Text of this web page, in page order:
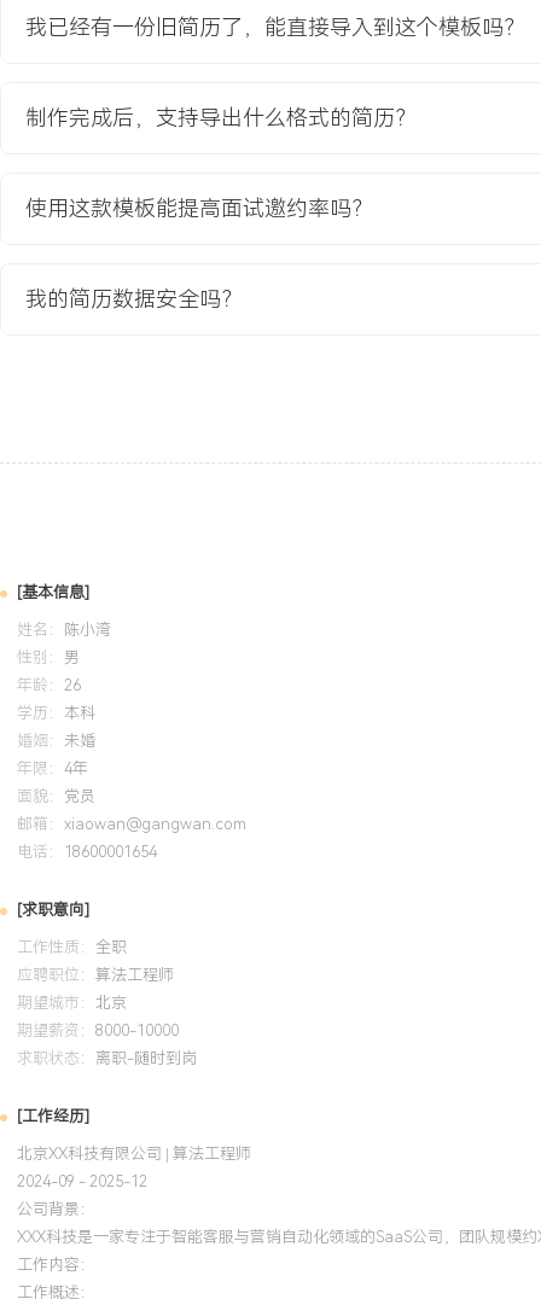
XXX毫秒降至XXX毫秒；设计缓存策略预热高频问答对，缓存命中率
3.模型迭代：建立离线评估与在线A/B测试流程，基于用户反馈数据
4.工程落地：协调工程团队完成模型服务接口开发与部署，设计流量
现模型热更新功能，支持业务无感知迭代。
1.上线后，智能客服问题直接解决率从XXX%提升至XXX%，转人工
XXX。
分析系统，负责数据预处理、模型训练与评估模块，在测试集上取得
自我评价
专业背景：拥有X年人工智能算法研发与落地经验，深度参与智能客
产品从0到1的构建与迭代，熟悉完整的技术闭环从业务理解、算法
能力：擅长自然语言处理与机器学习，主导多个模型优化项目，推
准确率、解决率提升XXX%以上，具备将学术成果转化为商业价值的
重算法可用性与系统效率，精通模型服务化、性能优化与高可用架
心模型响应延迟降低XXX%，支撑亿级用户请求。业务影响：始终以
升与客户成本节约。个人特质：具备较强的跨团队协作与项目推动
验并指导同事，能够适应快速发展业务下的高强度工作节奏与挑战。
培训经历
系统学习大规模AI系统架构设计，将知识应用于智能客服推荐系统项
服务的高可用与弹性伸缩方案，通过资源动态调度与故障自动转移
XXX%。输出的模型部署规范与压测报告成为团队标准文档，保障大
我已经有一份旧简历了，能直接导入到这个模板吗？
制作完成后，支持导出什么格式的简历？
使用这款模板能提高面试邀约率吗？
我的简历数据安全吗？
[基本信息]
姓名：
陈小湾
性别： 男
年龄： 26
学历： 本科
婚姻： 未婚
年限： 4年
面貌： 党员
邮箱： xiaowan@gangwan.com
电话：
18600001654
[求职意向]
工作性质： 全职
应聘职位： 算法工程师
期望城市： 北京
期望薪资： 8000-10000
求职状态： 离职-随时到岗
[工作经历]
北京XX科技有限公司 | 算法工程师
2024-09 - 2025-12
公司背景：
XXX科技是一家专注于智能客服与营销自动化领域的SaaS公司，团队规模
工作内容：
工作概述：